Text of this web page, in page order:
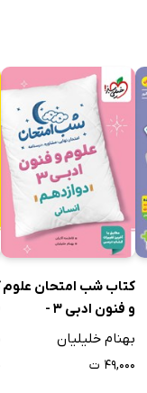
کتاب شب امتحان علوم
و فنون ادبی 3 -
دوازدهم انسانی
بهنام خلیلیان
۴۹,۰۰۰ ت